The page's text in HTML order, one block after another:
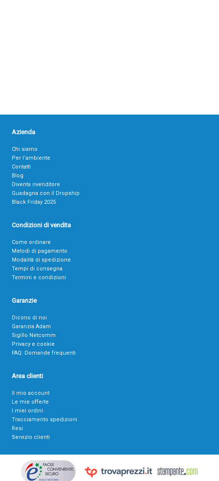
Azienda
Chi siamo
Per l’ambiente
Contatti
Blog
Diventa rivenditore
Guadagna con il Dropship
Black Friday 2025
Condizioni di vendita
Come ordinare
Metodi di pagamento
Modalità di spedizione
Tempi di consegna
Termini e condizioni
Garanzie
Dicono di noi
Garanzia Adam
Sigillo Netcomm
Privacy e cookie
FAQ: Domande frequenti
Area clienti
Il mio account
Le mie offerte
I miei ordini
Tracciamento spedizioni
Resi
Servizio clienti